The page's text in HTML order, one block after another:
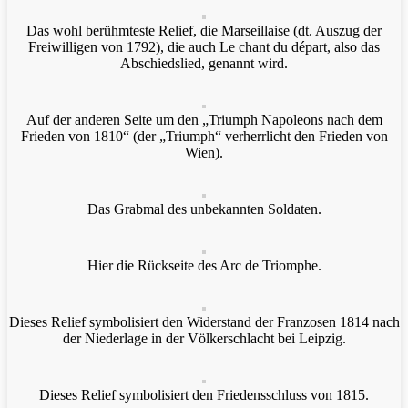
Das wohl berühmteste Relief, die Marseillaise (dt. Auszug der
Freiwilligen von 1792), die auch Le chant du départ, also das
Abschiedslied, genannt wird.
Auf der anderen Seite um den „Triumph Napoleons nach dem
Frieden von 1810“ (der „Triumph“ verherrlicht den Frieden von
Wien).
Das Grabmal des unbekannten Soldaten.
Hier die Rückseite des Arc de Triomphe.
Dieses Relief symbolisiert den Widerstand der Franzosen 1814 nach
der Niederlage in der Völkerschlacht bei Leipzig.
Dieses Relief symbolisiert den Friedensschluss von 1815.